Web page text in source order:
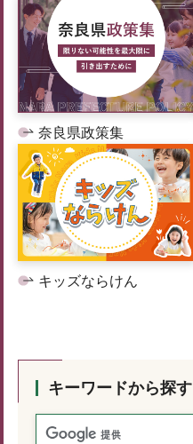
奈良県政策集
キッズならけん
キーワードから探す